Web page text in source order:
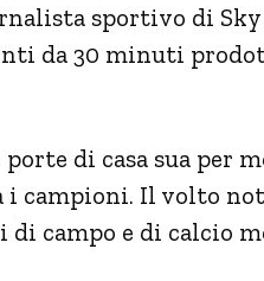
sportivo di Sky
da 30 minuti
porte di casa sua per
i campioni. Il volto
di campo e di calcio